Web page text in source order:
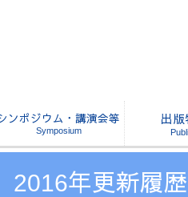
ンポジウム・講演会等 出版
2016年更新履